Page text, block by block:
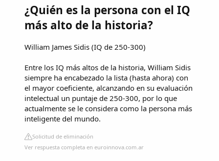
¿Quién es la persona con el IQ
más alto de la historia?
William James Sidis (IQ de 250-300)
Entre los IQ más altos de la historia, William Sidis
siempre ha encabezado la lista (hasta ahora) con
el mayor coeficiente, alcanzando en su evaluación
intelectual un puntaje de 250-300, por lo que
actualmente se le considera como la persona más
inteligente del mundo.
Solicitud de eliminación
Ver respuesta completa en euroinnova.com.ar